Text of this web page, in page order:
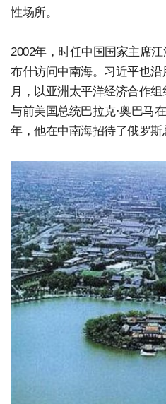
性场所。
2002年，时任中国国家主席
布什访问中南海。习近平也沿
月，以亚洲太平洋经济合作组
与前美国总统巴拉克·奥巴马
年，他在中南海招待了俄罗斯